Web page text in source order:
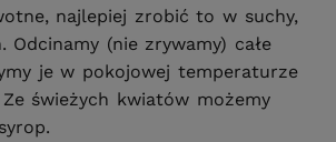
najlepiej zrobić to w suchy,
Odcinamy (nie zrywamy) całe
je w pokojowej temperaturze
Ze świeżych kwiatów możemy